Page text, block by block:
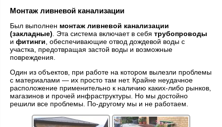
Монтаж ливневой канализации
Был выполнен монтаж ливневой канализации
(закладные) . Эта система включает в себя трубопроводы
и фитинги , обеспечивающие отвод дождевой воды с
участка, предотвращая застой воды и возможные
повреждения.
Один из объектов, при работе на котором вылезли проблемы
с материалами — их просто там нет. Крайне неудачное
расположение применительно к наличию каких-либо рынков,
магазинов и прочей инфраструктуры. Но мы достойно
решили все проблемы. По-другому мы и не работаем.